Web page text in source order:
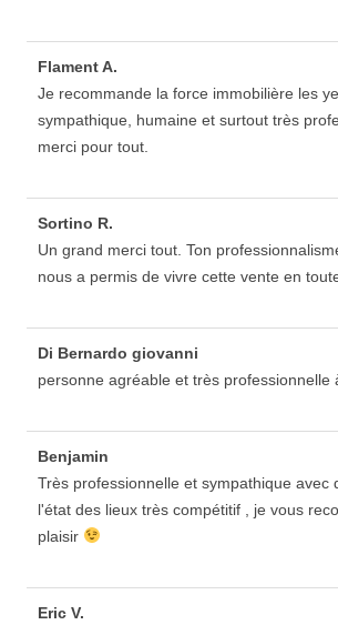
Flament A.
Je recommande la force immobilière les
sympathique, humaine et surtout très
merci pour tout.
Sortino R.
Un grand merci tout. Ton
nous a permis de vivre cette vente en
Di Bernardo giovanni
personne agréable et très professionnelle
Benjamin
Très professionnelle et sympathique avec
l'état des lieux très compétitif , je vous
plaisir
Eric V.